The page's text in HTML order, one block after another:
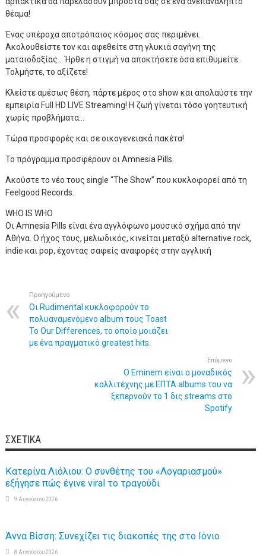
θέαμα!
Ένας υπέροχα αποτρόπαιος κόσμος σας περιμένει.
Ακολουθείστε τον και αφεθείτε στη γλυκιά σαγήνη της
ματαιοδοξίας… Ήρθε η στιγμή να αποκτήσετε όσα επιθυμείτε.
Τολμήστε, το αξίζετε!
Κλείστε αμέσως θέση, πάρτε μέρος στο show και απολαύστε την
εμπειρία Full HD LIVE Streaming! Η ζωή γίνεται τόσο γοητευτική
χωρίς προβλήματα…
Τώρα προσφορές και σε οικογενειακά πακέτα!
Το πρόγραμμα προσφέρουν οι Amnesia Pills.
Ακούστε το νέο τους single “Τhe Show” που κυκλοφορεί από τη
Feelgood Records.
WHO IS WHO
Οι Amnesia Pills είναι ένα αγγλόφωνο μουσικό σχήμα από την
Αθήνα. Ο ήχος τους, μελωδικός, κινείται μεταξύ alternative rock,
indie και pop, έχοντας σαφείς αναφορές στην αγγλική
Προηγούμενο
Οι Rudimental κυκλοφορούν το
πολυαναμενόμενο album τους Toast
To Our Differences, το οποίο μοιάζει
με ένα πραγματικό greatest hits.
Επόμενο
Ο Eminem είναι ο μοναδικός
καλλιτέχνης με ΕΠΤΑ albums του να
ξεπερνούν το 1 δις streams στο
Spotify
ΣΧΕΤΙΚΆ
Κατερίνα Λιόλιου: Ο συνθέτης του «Λογαριασμού»
εξήγησε πώς έγινε viral το τραγούδι
9 Αυγούστου 2026
Άννα Βίσση: Συνεχίζει τις διακοπές της στο Ιόνιο
8 Αυγούστου 2026